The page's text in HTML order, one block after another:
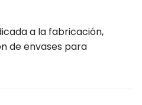
a la fabricación,
de envases para